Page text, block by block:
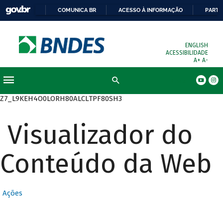
COMUNICA BR ACESSO À INFORMAÇÃO
ENGLISH
ACESSIBILIDADE
A+ A-
Z7_L9KEH4O0LORH80ALCLTPF80SH3
Visualizador do
Conteúdo da Web
Ações